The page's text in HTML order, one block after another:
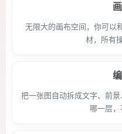
无限大的画布空间，你可以
材，所有
把一张图自动拆成文字、前
哪一层，